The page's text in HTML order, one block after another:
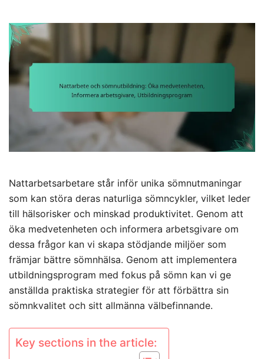
Nattarbetsarbetare står inför unika sömnutmaningar
som kan störa deras naturliga sömncykler, vilket leder
till hälsorisker och minskad produktivitet. Genom att
öka medvetenheten och informera arbetsgivare om
dessa frågor kan vi skapa stödjande miljöer som
främjar bättre sömnhälsa. Genom att implementera
utbildningsprogram med fokus på sömn kan vi ge
anställda praktiska strategier för att förbättra sin
sömnkvalitet och sitt allmänna välbefinnande.
Key sections in the article: